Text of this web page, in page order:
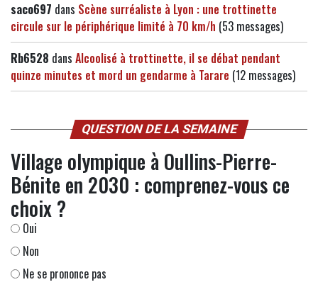
saco697 dans Scène surréaliste à Lyon : une trottinette
circule sur le périphérique limité à 70 km/h (53 messages)
Rb6528 dans Alcoolisé à trottinette, il se débat pendant
quinze minutes et mord un gendarme à Tarare (12 messages)
QUESTION DE LA SEMAINE
Village olympique à Oullins-Pierre-
Bénite en 2030 : comprenez-vous ce
choix ?
Oui
Non
Ne se prononce pas